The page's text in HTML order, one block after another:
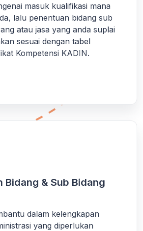
masuk kualifikasi mana
lalu penentuan bidang sub
atau jasa yang anda suplai
sesuai dengan tabel
Kompetensi KADIN.
Bidang & Sub Bidang
dalam kelengkapan
yang diperlukan